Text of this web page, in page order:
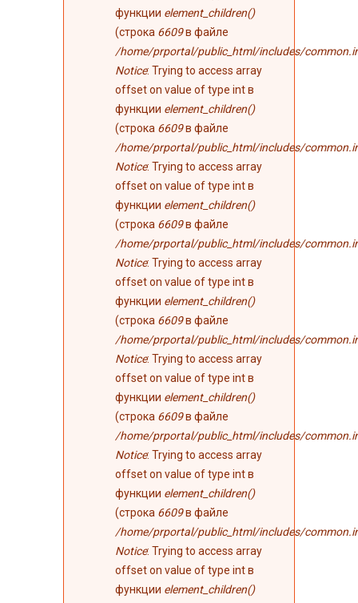
функции element_children()
(строка 6609в файле
/home/prportal/public_html/includes/
Notice: Trying to access array
offset on value of type int в
функции element_children()
(строка 6609в файле
/home/prportal/public_html/includes/
Notice: Trying to access array
offset on value of type int в
функции element_children()
(строка 6609в файле
/home/prportal/public_html/includes/
Notice: Trying to access array
offset on value of type int в
функции element_children()
(строка 6609в файле
/home/prportal/public_html/includes/
Notice: Trying to access array
offset on value of type int в
функции element_children()
(строка 6609в файле
/home/prportal/public_html/includes/
Notice: Trying to access array
offset on value of type int в
функции element_children()
(строка 6609в файле
/home/prportal/public_html/includes/
Notice: Trying to access array
offset on value of type int в
функции element_children()